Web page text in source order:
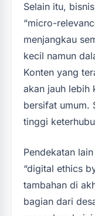
Selain itu,
“micro-
menjangkau
kecil namun
Konten yang
akan jauh lebih
bersifat umum.
tinggi
Pendekatan
“digital ethics
tambahan di
bagian dari